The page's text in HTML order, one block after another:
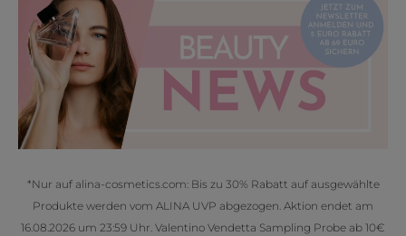
*Nur auf alina-cosmetics.com: Bis zu 30% Rabatt auf ausgewählte
Produkte werden vom ALINA UVP abgezogen. Aktion endet am
16.08.2026 um 23:59 Uhr. Valentino Vendetta Sampling Probe ab 10€